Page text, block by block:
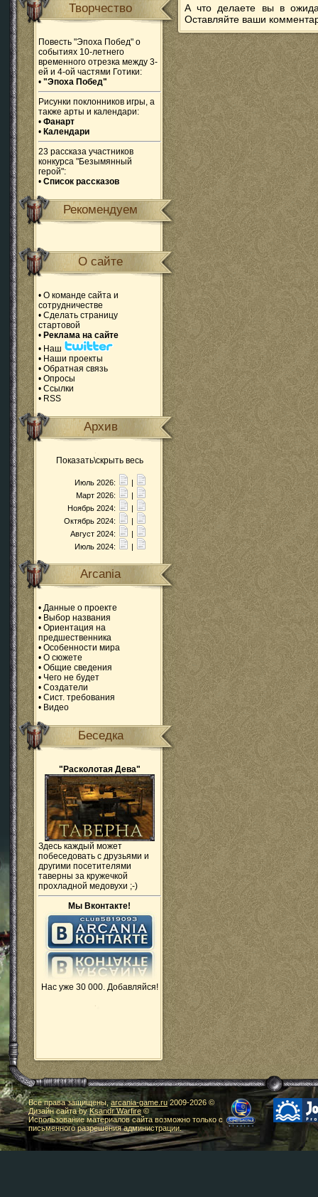
Творчество
Повесть "Эпоха Побед" о
событиях 10-летнего
временного отрезка между 3-
ей и 4-ой частями Готики:
• "Эпоха Побед"
Рисунки поклонников игры, а
также арты и календари:
• Фанарт
• Календари
23 рассказа участников
конкурса "Безымянный
герой":
• Список рассказов
Рекомендуем
О сайте
• О команде сайта и
сотрудничестве
• Сделать страницу
стартовой
• Реклама на сайте
• Наш
• Наши проекты
• Обратная связь
• Опросы
• Ссылки
• RSS
Архив
Показать\скрыть весь
Июль 2026:
|
Март 2026:
|
Ноябрь 2024:
|
Октябрь 2024:
|
Август 2024:
|
Июль 2024:
|
Arcania
• Данные о проекте
• Выбор названия
• Ориентация на
предшественника
• Особенности мира
• О сюжете
• Общие сведения
• Чего не будет
• Создатели
• Сист. требования
• Видео
Беседка
"Расколотая Дева"
Здесь каждый может
побеседовать с друзьями и
другими посетителями
таверны за кружечкой
прохладной медовухи ;-)
Мы Вконтакте!
Нас уже 30 000. Добавляйся!
А что делаете вы в
Оставляйте ваши
Все права защищены,arcania-game.ru2009-2026 ©
Дизайн сайта byKsandr Warfire©
Использование материалов сайта возможно только с
письменного разрешения администрации.